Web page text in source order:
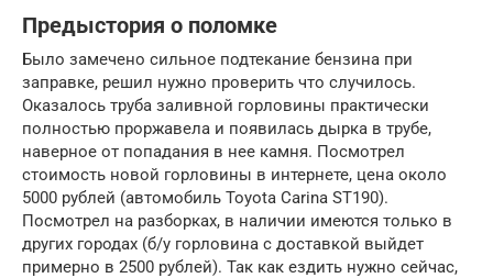
Предыстория о поломке
Было замечено сильное подтекание бензина при
заправке, решил нужно проверить что случилось.
Оказалось труба заливной горловины практически
полностью проржавела и появилась дырка в трубе,
наверное от попадания в нее камня. Посмотрел
стоимость новой горловины в интернете, цена около
5000 рублей (автомобиль Toyota Carina ST190).
Посмотрел на разборках, в наличии имеются только в
других городах (б/у горловина с доставкой выйдет
примерно в 2500 рублей). Так как ездить нужно сейчас,